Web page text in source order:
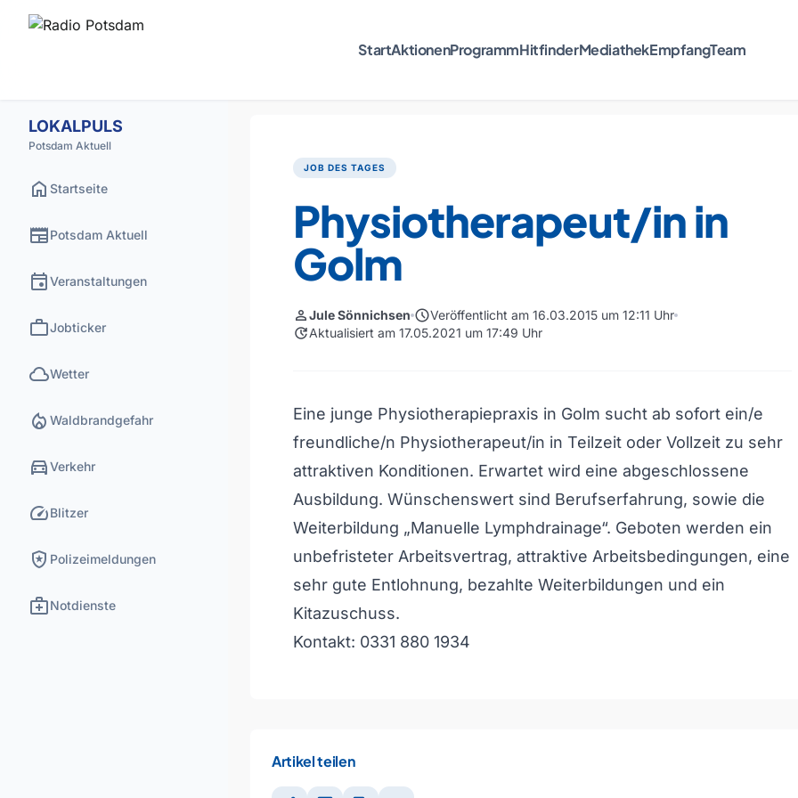
StartAktionenProgrammHitfinderMediathekEmpfangTeam
LOKALPULS
Potsdam Aktuell
home Startseite
newspaperPotsdam Aktuell
eventVeranstaltungen
workJobticker
cloudWetter
local_fire_department Waldbrandgefahr
directions_carVerkehr
speedBlitzer
local_police Polizeimeldungen
medical_servicesNotdienste
JOB DES TAGES
Physiotherapeut/in in
Golm
personJule Sönnichsen scheduleVeröffentlicht am 16.03.2015 um 12:11 Uhr
updateAktualisiert am 17.05.2021 um 17:49 Uhr
Eine junge Physiotherapiepraxis in Golm sucht ab sofort ein/e
freundliche/n Physiotherapeut/in in Teilzeit oder Vollzeit zu sehr
attraktiven Konditionen. Erwartet wird eine abgeschlossene
Ausbildung. Wünschenswert sind Berufserfahrung, sowie die
Weiterbildung „Manuelle Lymphdrainage“. Geboten werden ein
unbefristeter Arbeitsvertrag, attraktive Arbeitsbedingungen, eine
sehr gute Entlohnung, bezahlte Weiterbildungen und ein
Kitazuschuss.
Kontakt: 0331 880 1934
Artikel teilen